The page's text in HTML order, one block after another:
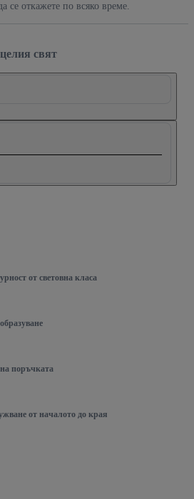
се откажете по всяко време.
свят
от световна класа
поръчката
от началото до края